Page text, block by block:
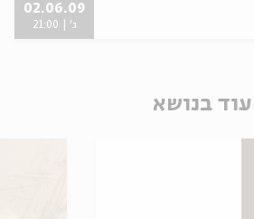
02.06.09
ג' | 21:00
עוד בנושא